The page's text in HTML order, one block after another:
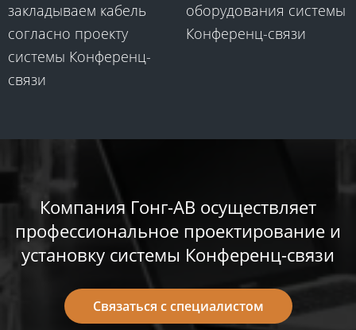
закладываем кабель
согласно проекту
системы Конференц-
связи​​
оборудования системы
Конференц-связи​​
​Компания ​Гонг-АВ​ осуществляет
профессиональное проектирование и
установку системы Конференц-связи​​
Связаться с специалистом